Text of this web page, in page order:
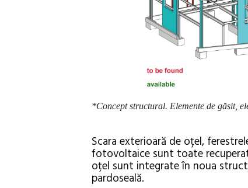
*Concept structural. Elemente de găsit,
Scara exterioară de oțel,
fotovoltaice sunt toate
oțel sunt integrate în noua
pardoseală.